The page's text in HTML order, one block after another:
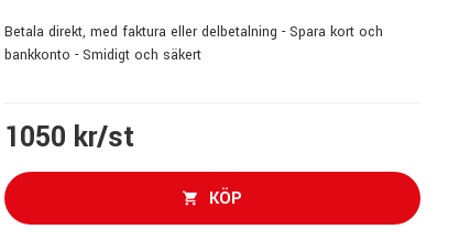
Betala direkt, med faktura eller delbetalning - Spara kort och
bankkonto - Smidigt och säkert
1050 kr/st
KÖP